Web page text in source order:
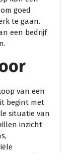
goed
te gaan.
een bedrijf
van een
begint met
situatie van
inzicht